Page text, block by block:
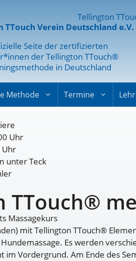
TTouch Verein Deutschland e.V.
Seite der zertifizierten
der Tellington TTouch®
in Deutschland
Methode Termine
Uhr
Uhr
unter Teck
TTouch®
Massagekurs
mit Tellington TTouch®
Es werden
im Vordergrund. Am Ende des